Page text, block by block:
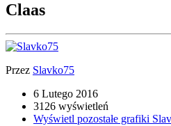
Claas
Przez Slavko75
6 Lutego 2016
3126 wyświetleń
Wyświetl pozostałe grafiki